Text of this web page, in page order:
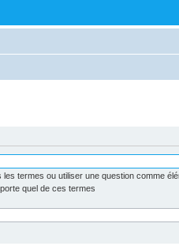
les termes ou utiliser une question comme
quel de ces termes